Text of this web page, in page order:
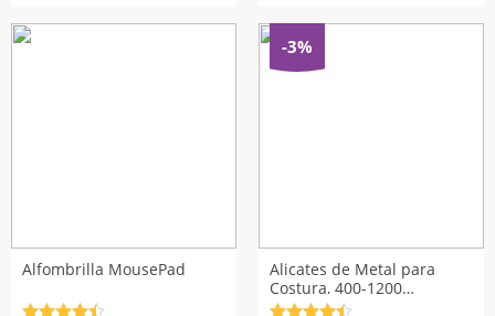
precios:
desde
precios:
desde
$10.421
Alfombrilla MousePad
-3%
Alicates de Metal para
Costura, 400-1200
unidades